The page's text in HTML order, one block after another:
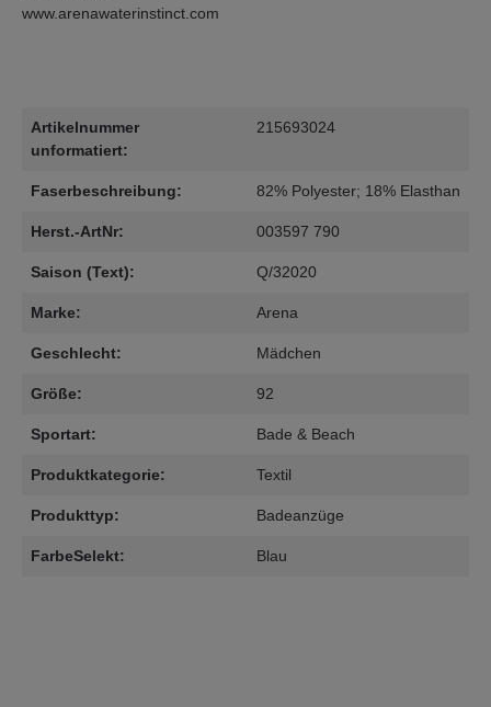
www.arenawaterinstinct.com
Artikelnummer
unformatiert:
215693024
Faserbeschreibung: 82% Polyester; 18% Elasthan
Herst.-ArtNr: 003597 790
Saison (Text): Q/32020
Marke: Arena
Geschlecht: Mädchen
Größe: 92
Sportart: Bade & Beach
Produktkategorie: Textil
Produkttyp: Badeanzüge
FarbeSelekt: Blau